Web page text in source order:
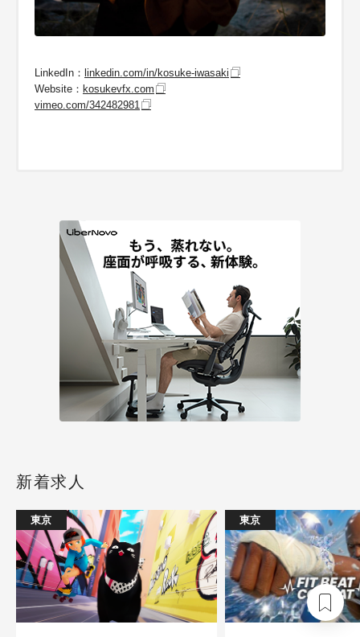
LinkedIn： linkedin.com/in/kosuke-iwasaki
Website： kosukevfx.com
vimeo.com/342482981
新着求人
東京 東京